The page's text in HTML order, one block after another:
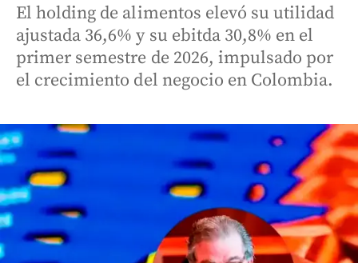
El holding de alimentos elevó su utilidad
ajustada 36,6% y su ebitda 30,8% en el
primer semestre de 2026, impulsado por
el crecimiento del negocio en Colombia.